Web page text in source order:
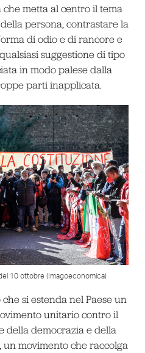
metta al centro il tema
persona, contrastare la
di odio e di rancore e
suggestione di tipo
in modo palese dalla
parti inapplicata.
10 ottobre (Imagoeconomica)
si estenda nel Paese un
unitario contro il
della democrazia e della
movimento che raccolga